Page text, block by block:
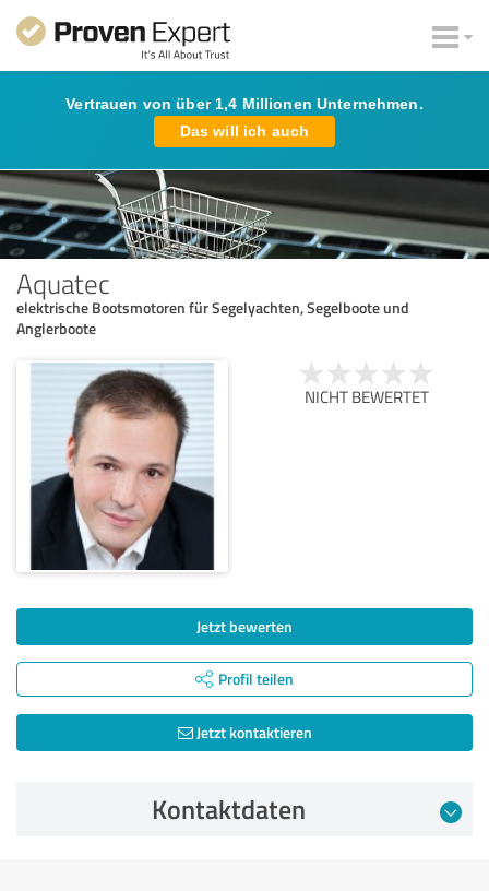
Vertrauen von über 1,4 Millionen Unternehmen.
Das will ich auch
Aquatec
elektrische Bootsmotoren für Segelyachten, Segelboote und
Anglerboote
NICHT BEWERTET
Jetzt bewerten
Profil teilen
Jetzt kontaktieren
Kontaktdaten